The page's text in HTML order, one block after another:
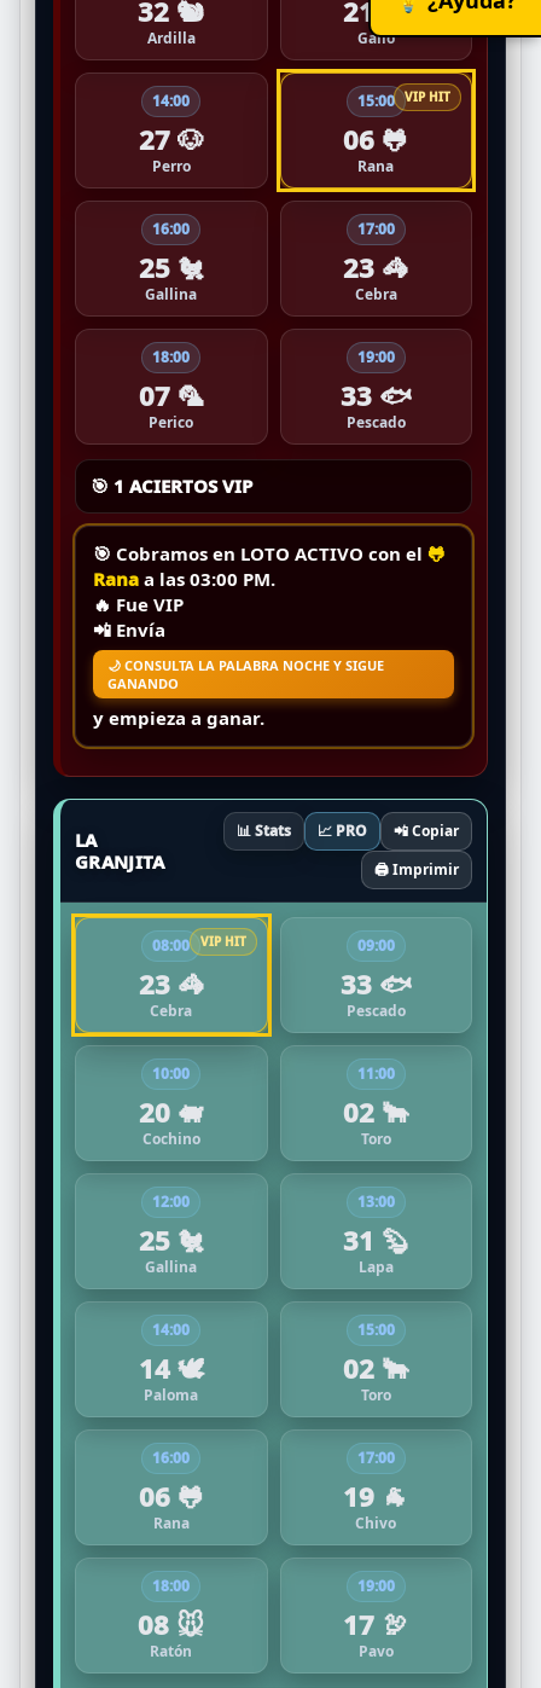
32 🐿️
Ardilla
21 🐓
Gallo
14:00
27 🐶
Perro
15:00
06 🐸
Rana
16:00
25 🐔
Gallina
17:00
23 🦓
Cebra
18:00
07 🦜
Perico
19:00
33 🐟
Pescado
🎯 1 ACIERTOS VIP
🎯 Cobramos en LOTO ACTIVO con el 🐸
Rana a las 03:00 PM.
🔥 Fue VIP
📲 Envía
🌙 CONSULTA LA PALABRA NOCHE Y SIGUE
GANANDO
y empieza a ganar.
LA
GRANJITA
📊 Stats 📈 PRO
📲 Copiar
🖨️ Imprimir
08:00
23 🦓
Cebra
09:00
33 🐟
Pescado
10:00
20 🐖
Cochino
11:00
02 🐂
Toro
12:00
25 🐔
Gallina
13:00
31 🦫
Lapa
14:00
14 🕊️
Paloma
15:00
02 🐂
Toro
16:00
06 🐸
Rana
17:00
19 🐐
Chivo
18:00
08 🐭
Ratón
19:00
17 🦃
Pavo